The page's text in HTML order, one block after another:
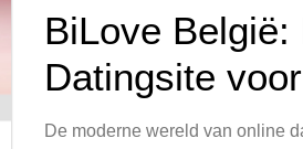
BiLove België:
Datingsite
De moderne wereld van online